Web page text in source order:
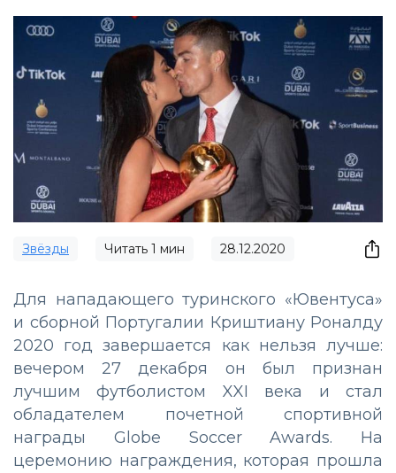
Звёзды Читать 1 мин 28.12.2020
Для нападающего туринского «Ювентуса»
и сборной Португалии Криштиану Роналду
2020 год завершается как нельзя лучше:
вечером 27 декабря он был признан
лучшим футболистом XXI века и стал
обладателем почетной спортивной
награды Globe Soccer Awards. На
церемонию награждения, которая прошла